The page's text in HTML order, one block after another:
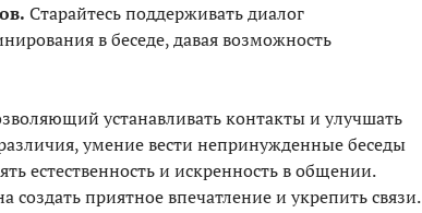
Старайтесь поддерживать диалог
в беседе, давая возможность
устанавливать контакты и улучшать
умение вести непринужденные беседы
естественность и искренность в общении.
приятное впечатление и укрепить связи.